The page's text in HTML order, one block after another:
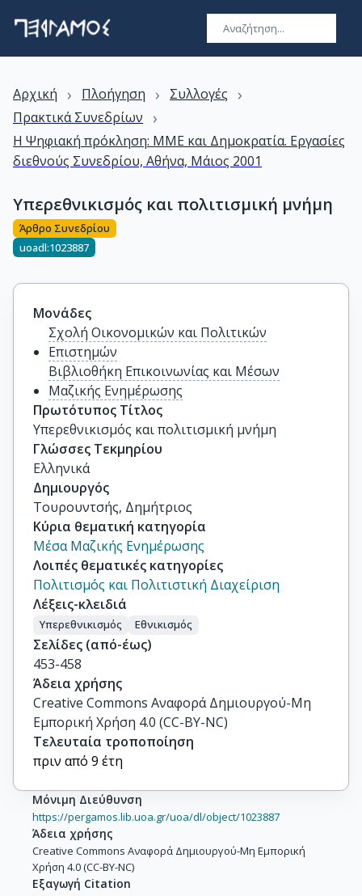
Αρχική › Πλοήγηση › Συλλογές ›
Πρακτικά Συνεδρίων ›
Η Ψηφιακή πρόκληση: ΜΜΕ και Δημοκρατία. Εργασίες
διεθνούς Συνεδρίου, Αθήνα, Μάιος 2001
Υπερεθνικισμός και πολιτισμική μνήμη
Άρθρο Συνεδρίου
uoadl:1023887
Μονάδες
Σχολή Οικονομικών και Πολιτικών
Επιστημών
Βιβλιοθήκη Επικοινωνίας και Μέσων
Μαζικής Ενημέρωσης
Πρωτότυπος Τίτλος
Υπερεθνικισμός και πολιτισμική μνήμη
Γλώσσες Τεκμηρίου
Ελληνικά
Δημιουργός
Τουρουντσής, Δημήτριος
Κύρια θεματική κατηγορία
Μέσα Μαζικής Ενημέρωσης
Λοιπές θεματικές κατηγορίες
Πολιτισμός και Πολιτιστική Διαχείριση
Λέξεις-κλειδιά
Υπερεθνικισμός Εθνικισμός
Σελίδες (από-έως)
453-458
Άδεια χρήσης
Creative Commons Αναφορά Δημιουργού-Μη
Εμπορική Χρήση 4.0 (CC-BY-NC)
Τελευταία τροποποίηση
πριν από 9 έτη
Μόνιμη Διεύθυνση
https://pergamos.lib.uoa.gr/uoa/dl/object/1023887
Άδεια χρήσης
Creative Commons Αναφορά Δημιουργού-Μη Εμπορική
Χρήση 4.0 (CC-BY-NC)
Εξαγωγή Citation